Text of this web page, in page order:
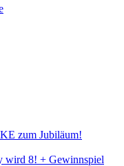
zum Jubiläum!
wird 8! + Gewinnspiel